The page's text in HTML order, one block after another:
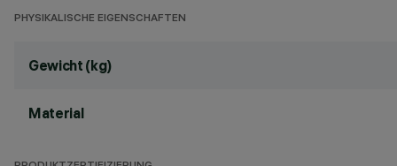
PHYSIKALISCHE EIGENSCHAFTEN
Gewicht (kg)
Material